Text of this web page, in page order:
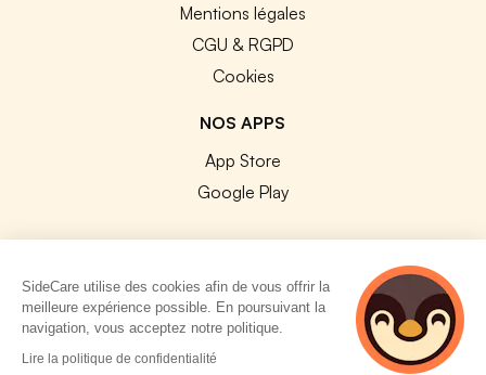
Mentions légales
CGU & RGPD
Cookies
NOS APPS
App Store
Google Play
© 2026 SideCare. Tous droits réservés.
SideCare utilise des cookies afin de vous offrir la
meilleure expérience possible. En poursuivant la
navigation, vous acceptez notre politique.
Lire la politique de confidentialité
4 personnes